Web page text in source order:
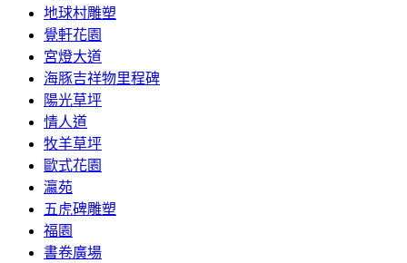
地球村雕塑
覺軒花園
宮燈大道
海豚吉祥物里程碑
陽光草坪
情人道
牧羊草坪
歐式花園
瀛苑
五虎碑雕塑
福園
書卷廣場